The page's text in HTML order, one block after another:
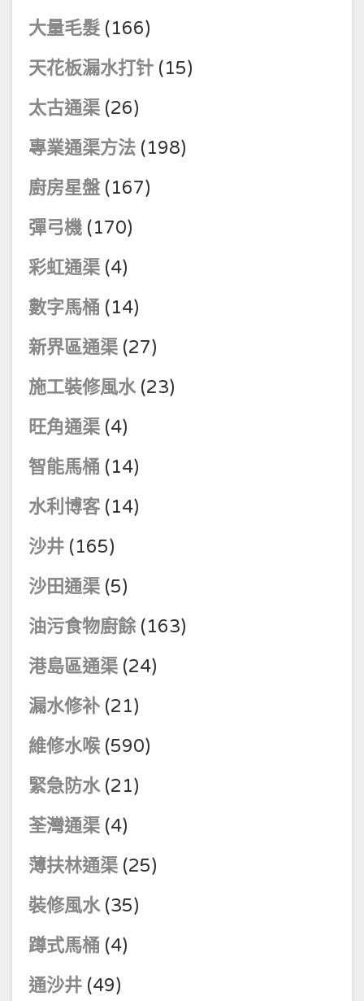
大量毛髮 (166)
天花板漏水打针 (15)
太古通渠 (26)
專業通渠方法 (198)
廚房星盤 (167)
彈弓機 (170)
彩虹通渠 (4)
數字馬桶 (14)
新界區通渠 (27)
施工裝修風水(23)
旺角通渠 (4)
智能馬桶 (14)
水利博客(14)
沙井 (165)
沙田通渠 (5)
油污食物廚餘(163)
港島區通渠 (24)
漏水修补 (21)
維修水喉 (590)
緊急防水(21)
荃灣通渠 (4)
薄扶林通渠 (25)
裝修風水(35)
蹲式馬桶 (4)
通沙井 (49)